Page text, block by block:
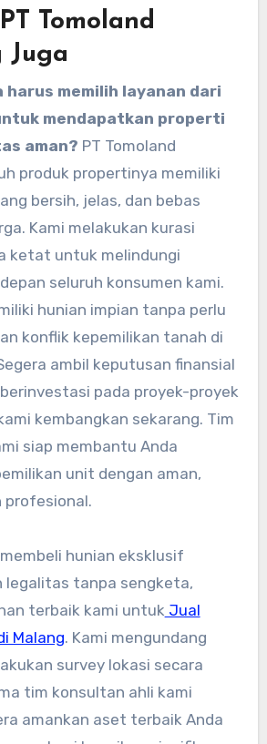
Tomoland
Juga
harus memilih layanan dari
mendapatkan properti
aman? PT Tomoland
produk propertinya memiliki
bersih, jelas, dan bebas
Kami melakukan kurasi
ketat untuk melindungi
seluruh konsumen kami.
hunian impian tanpa perlu
konflik kepemilikan tanah di
ambil keputusan finansial
pada proyek-proyek
kembangkan sekarang. Tim
siap membantu Anda
unit dengan aman,
profesional.
hunian eksklusif
legalitas tanpa sengketa,
terbaik kami untuk Jual
Malang. Kami mengundang
survey lokasi secara
tim konsultan ahli kami
amankan aset terbaik Anda